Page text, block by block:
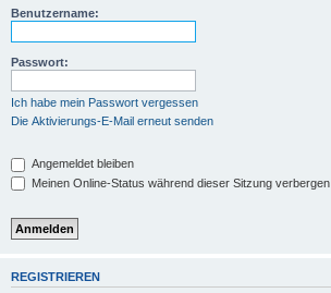
Benutzername:
Passwort:
Ich habe mein Passwort vergessen
Die Aktivierungs-E-Mail erneut senden
Angemeldet bleiben
Meinen Online-Status während dieser Sitzung verbergen
REGISTRIEREN